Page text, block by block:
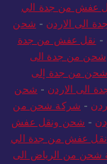
عفش من جدة الي
الى الاردن - شحن
- نقل عفش من جدة
شحن من جدة الى
من جدة إلى
الى الاردن - شحن
- شركة شحن من
- شحن ونقل عفش
نقل عفش من جدة الي
شحن من الرياض الى